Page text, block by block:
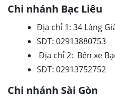
Chi nhánh Bạc Liêu
Địa chỉ 1: 34 Láng
SĐT: 02913880753
Địa chỉ 2: Bến xe
SĐT: 02913752752
Chi nhánh Sài Gòn